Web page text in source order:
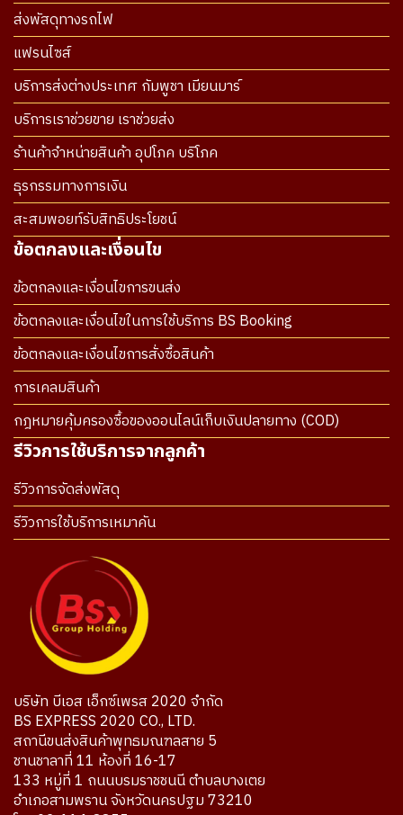
ส่งพัสดุทางรถไฟ
แฟรนไซส์
บริการส่งต่างประเทศ กัมพูชา เมียนมาร์
บริการเราช่วยขาย เราช่วยส่ง
ร้านค้าจำหน่ายสินค้า อุปโภค บริโภค
ธุรกรรมทางการเงิน
สะสมพอยท์รับสิทธิประโยชน์
ข้อตกลงและเงื่อนไข
ข้อตกลงและเงื่อนไขการขนส่ง
ข้อตกลงและเงื่อนไขในการใช้บริการ BS Booking
ข้อตกลงและเงื่อนไขการสั่งซื้อสินค้า
การเคลมสินค้า
กฎหมายคุ้มครองซื้อของออนไลน์เก็บเงินปลายทาง (COD)
รีวิวการใช้บริการจากลูกค้า
รีวิวการจัดส่งพัสดุ
รีวิวการใช้บริการเหมาคัน
บริษัท บีเอส เอ็กซ์เพรส 2020 จำกัด
BS EXPRESS 2020 CO., LTD.
สถานีขนส่งสินค้าพุทธมณฑลสาย 5
ชานชาลาที่ 11 ห้องที่ 16-17
133 หมู่ที่ 1 ถนนบรมราชชนนี ตำบลบางเตย
อำเภอสามพราน จังหวัดนครปฐม 73210